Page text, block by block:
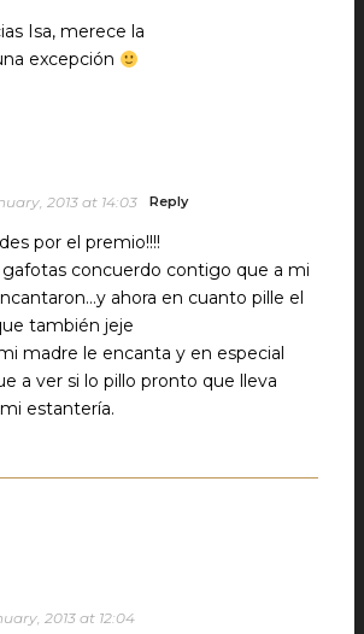
Isa, merece la
excepción
2013 at 14:03 Reply
por el premio!!!!
concuerdo contigo que a mi
ahora en cuanto pille el
también jeje
madre le encanta y en especial
a ver si lo pillo pronto que lleva
estantería.
2013 at 12:04